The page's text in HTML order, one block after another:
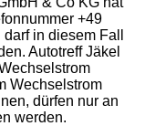
+49
in diesem Fall
Autotreff Jäkel
Wechselstrom
dürfen nur an
werden.